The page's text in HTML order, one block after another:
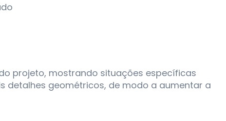
projeto, mostrando situações específicas
detalhes geométricos, de modo a aumentar a